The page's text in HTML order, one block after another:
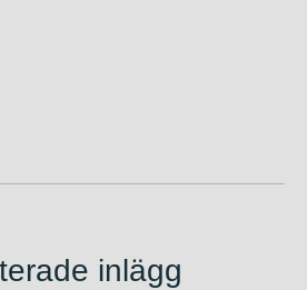
inlägg